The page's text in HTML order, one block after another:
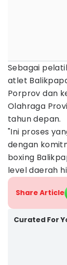
Sebagai
atlet
Porprov dan
Olahraga
tahun depan.
"Ini proses
dengan
boxing
level daerah
Share Article
Curated For